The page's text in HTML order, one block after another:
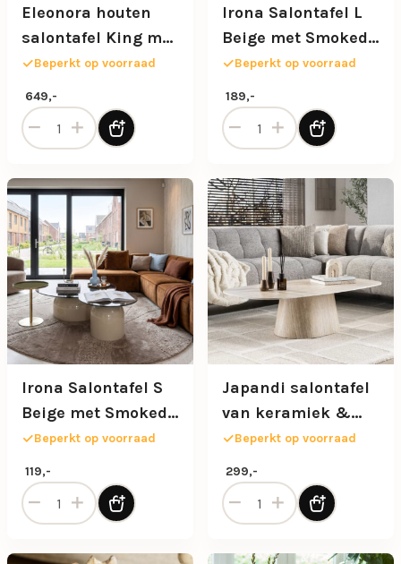
Eleonora houten
salontafel King met
opbergruimte
Beperkt op voorraad
649,-
Eleonora houten salontafel King met opbergruimte aantal
Irona Salontafel L
Beige met Smoked
Glas Ø80 cm
Beperkt op voorraad
189,-
Irona Salontafel L Beige
Irona Salontafel S
Beige met Smoked
Glas Ø50 cm
Beperkt op voorraad
119,-
Irona Salontafel S Beige met Smoked Glas Ø50 cm aantal
Japandi salontafel
van keramiek &
travertin
Beperkt op voorraad
299,-
Japandi salontafel van